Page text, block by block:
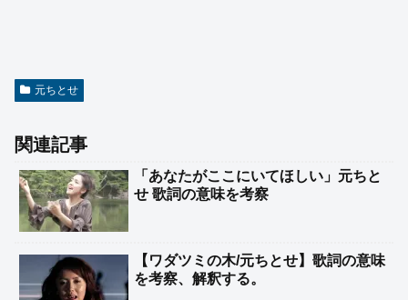
元ちとせ
関連記事
「あなたがここにいてほしい」元ちと
せ 歌詞の意味を考察
【ワダツミの木/元ちとせ】歌詞の意味
を考察、解釈する。